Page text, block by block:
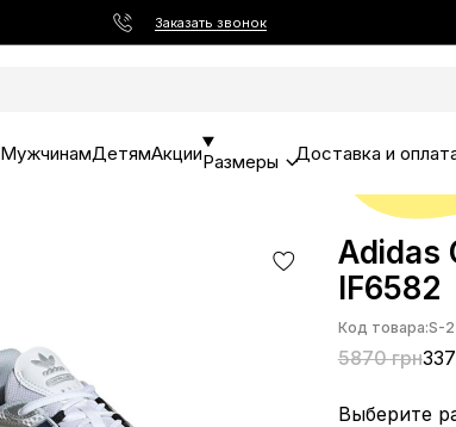
Заказать звонок
МужчинамДетямАкцииРазмеры Доставка и
Adidas
IF6582
Код товара:S-
5870 грн
Выберите